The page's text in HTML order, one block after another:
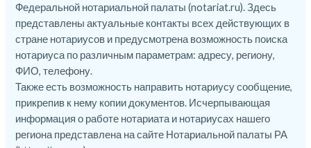
Федеральной нотариальной палаты (notariat.ru). Здесь
представлены актуальные контакты всех действующих в
стране нотариусов и предусмотрена возможность поиска
нотариуса по различным параметрам: адресу, региону,
ФИО, телефону.
Также есть возможность направить нотариусу сообщение,
прикрепив к нему копии документов. Исчерпывающая
информация о работе нотариата и нотариусах нашего
региона представлена на сайте Нотариальной палаты РА